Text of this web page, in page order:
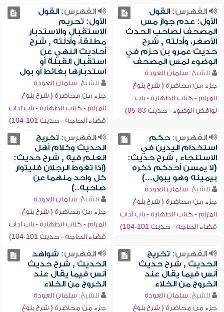
الفهرس:القول
الأول: عدم جواز مس
المصحف لصاحب الحدث
الأصغر، وأدلته , شرح
حديث عمرو بن حزم في
الوضوء لمس المصحف
للشيخ: سلمان العودة
جزء من محاضرة ( شرح بلوغ
المرام - كتاب الطهارة - باب
نواقض الوضوء - حديث 83-85)
الفهرس:القول
الأول: تحريم
الاستقبال والاستدبار
مطلقاً، وأدلته , شرح
أحاديث النهي عن
استقبال القبلة أو
استدبارها بغائط أو بول
للشيخ: سلمان العودة
جزء من محاضرة ( شرح بلوغ
المرام - كتاب الطهارة - باب آداب
قضاء الحاجة - حديث 101-104)
الفهرس:حكم
استخدام اليدين في
الاستنجاء , شرح حديث:
(لا يمسن أحدكم ذكره
بيمينه وهو يبول...)
للشيخ: سلمان العودة
جزء من محاضرة ( شرح بلوغ
المرام - كتاب الطهارة - باب آداب
قضاء الحاجة - حديث 101-104)
الفهرس: تخريج
الحديث وكلام أهل
العلم فيه , شرح حديث:
(إذا تغوط الرجلان فليتوار
كل واحد منهما عن
صاحبه..)
للشيخ: سلمان العودة
جزء من محاضرة ( شرح بلوغ
المرام - كتاب الطهارة - باب آداب
قضاء الحاجة - حديث 101-104)
الفهرس: تخريج
الحديث , شرح حديث
أنس فيما يقال عند
الخروج من الخلاء
للشيخ: سلمان العودة
جزء من محاضرة ( شرح بلوغ
الفهرس: شواهد
الحديث , شرح حديث
أنس فيما يقال عند
الخروج من الخلاء
للشيخ: سلمان العودة
جزء من محاضرة ( شرح بلوغ